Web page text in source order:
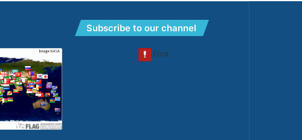
Subscribe to our channel